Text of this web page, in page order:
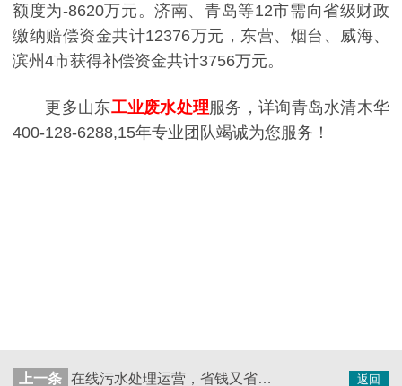
额度为-8620万元。济南、青岛等12市需向省级财政
缴纳赔偿资金共计12376万元，东营、烟台、威海、
滨州4市获得补偿资金共计3756万元。
更多山东工业废水处理服务，详询青岛水清木华
400-128-6288,15年专业团队竭诚为您服务！
返回
上一条 在线污水处理运营，省钱又省心！